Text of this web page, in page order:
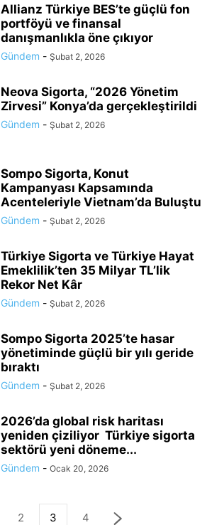
Allianz Türkiye BES’te güçlü fon
portföyü ve finansal
danışmanlıkla öne çıkıyor
Gündem - Şubat 2, 2026
Neova Sigorta, “2026 Yönetim
Zirvesi” Konya’da gerçekleştirildi
Gündem - Şubat 2, 2026
Sompo Sigorta, Konut
Kampanyası Kapsamında
Acenteleriyle Vietnam’da Buluştu
Gündem - Şubat 2, 2026
Türkiye Sigorta ve Türkiye Hayat
Emeklilik’ten 35 Milyar TL’lik
Rekor Net Kâr
Gündem - Şubat 2, 2026
Sompo Sigorta 2025’te hasar
yönetiminde güçlü bir yılı geride
bıraktı
Gündem - Şubat 2, 2026
2026’da global risk haritası
yeniden çiziliyor Türkiye sigorta
sektörü yeni döneme...
Gündem - Ocak 20, 2026
2 3 4